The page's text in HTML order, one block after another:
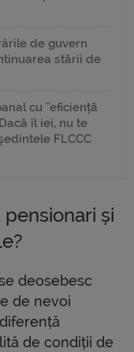
de guvern
stării de
cu "eficiență
îl iei, nu te
FLCCC
și
deosebesc
de nevoi
de condiții de